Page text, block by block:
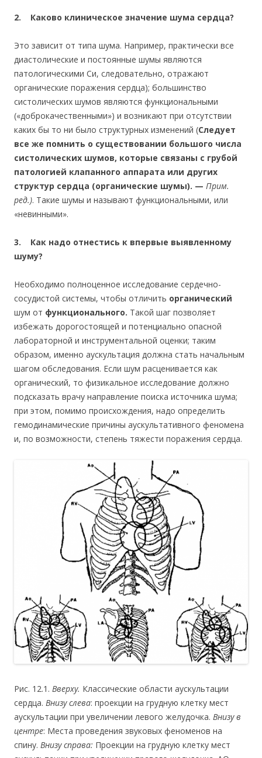
2. Каково клиническое значение шума сердца?
Это зависит от типа шума. Например, практически все
диастолические и постоянные шумы являются
патологическими Си, следовательно, отражают
органические поражения сердца); большинство
систолических шумов являются функциональными
(«доброкачественными») и возникают при отсутствии
каких бы то ни было структурных изменений (Следует
все же помнить о существовании большого числа
систолических шумов, которые связаны с грубой
патологией клапанного аппарата или других
структур сердца (органические шумы). — Прим.
ред.). Такие шумы и называют функциональными, или
«невинными».
3. Как надо отнестись к впервые выявленному
шуму?
Необходимо полноценное исследование сердечно-
сосудистой системы, чтобы отличить органический
шум от функционального. Такой шаг позволяет
избежать дорогостоящей и потенциально опасной
лабораторной и инструментальной оценки; таким
образом, именно аускультация должна стать начальным
шагом обследования. Если шум расценивается как
органический, то физикальное исследование должно
подсказать врачу направление поиска источника шума;
при этом, помимо происхождения, надо определить
гемодинамические причины аускультативного феномена
и, по возможности, степень тяжести поражения сердца.
Рис. 12.1. Вверху. Классические области аускультации
сердца. Внизу слева: проекции на грудную клетку мест
аускультации при увеличении левого желудочка. Внизу в
центре: Места проведения звуковых феноменов на
спину. Внизу справа: Проекции на грудную клетку мест